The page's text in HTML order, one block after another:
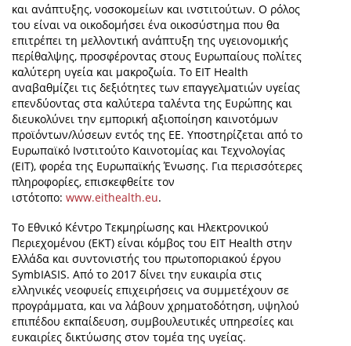
και ανάπτυξης, νοσοκομείων και ινστιτούτων. Ο ρόλος
του είναι να οικοδομήσει ένα οικοσύστημα που θα
επιτρέπει τη μελλοντική ανάπτυξη της υγειονομικής
περίθαλψης, προσφέροντας στους Ευρωπαίους πολίτες
καλύτερη υγεία και μακροζωία. Το EIT Health
αναβαθμίζει τις δεξιότητες των επαγγελματιών υγείας
επενδύοντας στα καλύτερα ταλέντα της Ευρώπης και
διευκολύνει την εμπορική αξιοποίηση καινοτόμων
προϊόντων/λύσεων εντός της ΕΕ. Υποστηρίζεται από το
Ευρωπαϊκό Ινστιτούτο Καινοτομίας και Τεχνολογίας
(EIT), φορέα της Ευρωπαϊκής Ένωσης. Για περισσότερες
πληροφορίες, επισκεφθείτε τον
ιστότοπο: www.eithealth.eu.
Το Εθνικό Κέντρο Τεκμηρίωσης και Ηλεκτρονικού
Περιεχομένου (ΕΚΤ) είναι κόμβος του EIT Health στην
Ελλάδα και συντονιστής του πρωτοποριακού έργου
SymbIASIS. Από το 2017 δίνει την ευκαιρία στις
ελληνικές νεοφυείς επιχειρήσεις να συμμετέχουν σε
προγράμματα, και να λάβουν χρηματοδότηση, υψηλού
επιπέδου εκπαίδευση, συμβουλευτικές υπηρεσίες και
ευκαιρίες δικτύωσης στον τομέα της υγείας.